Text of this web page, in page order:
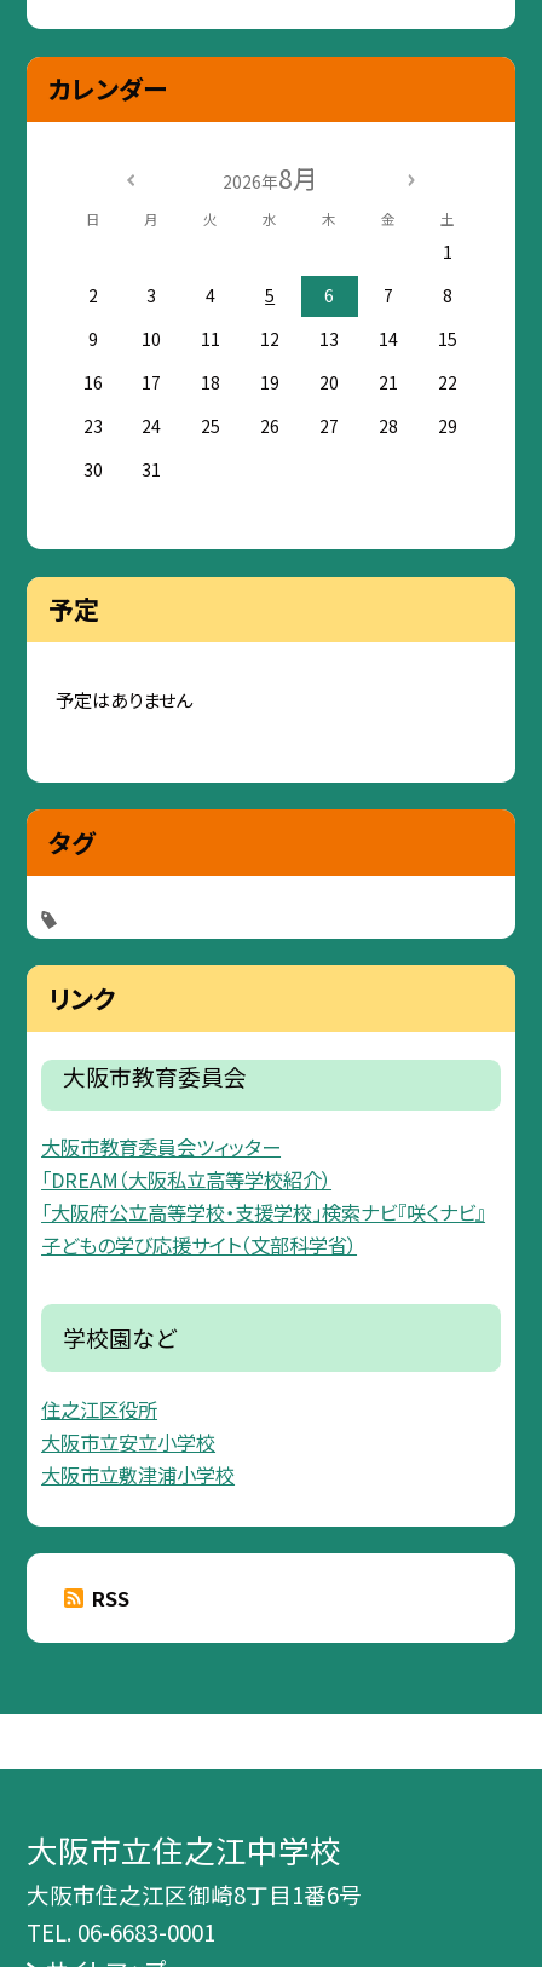
カレンダー
2026年8月
日 月 火 水 木 金 土
1
2
3 4 5 6 7
8
9
10 11 12 13 14
15
16
17 18 19 20 21
22
23
24 25 26 27 28
29
30
31
予定
予定はありません
タグ
リンク
大阪市教育委員会
大阪市教育委員会ツィッター
「DREAM（大阪私立高等学校紹介）
「大阪府公立高等学校・支援学校」検索ナビ『咲くナビ』
子どもの学び応援サイト（文部科学省）
学校園など
住之江区役所
大阪市立安立小学校
大阪市立敷津浦小学校
RSS
大阪市立住之江中学校
大阪市住之江区御崎8丁目1番6号
TEL. 06-6683-0001